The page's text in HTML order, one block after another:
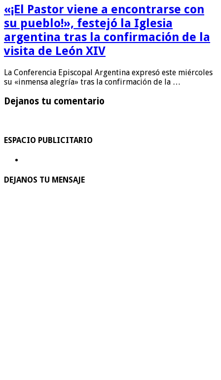
«¡El Pastor viene a encontrarse con
su pueblo!», festejó la Iglesia
argentina tras la confirmación de la
visita de León XIV
La Conferencia Episcopal Argentina expresó este miércoles
su «inmensa alegría» tras la confirmación de la …
Dejanos tu comentario
ESPACIO PUBLICITARIO
DEJANOS TU MENSAJE